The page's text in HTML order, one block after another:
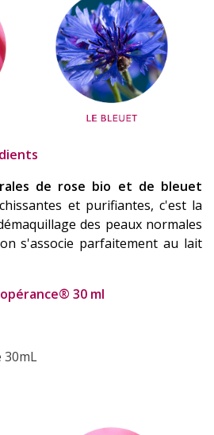
de rose bio et de bleuet
et purifiantes, c'est la
des peaux normales
s'associe parfaitement au lait
30 ml
30mL